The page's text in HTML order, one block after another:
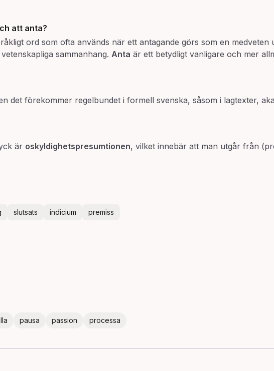
att anta?
ord som ofta används när ett antagande görs som en medveten
sammanhang. Anta är ett betydligt vanligare och mer
det förekommer regelbundet i formell svenska, såsom i lagtexter,
är oskyldighetspresumtionen, vilket innebär att man utgår från
slutsats indicium premiss
pausa passion processa